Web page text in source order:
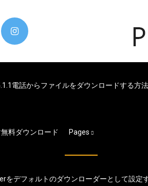
電話からファイルをダウンロードする方法
料ダウンロード Pages
をデフォルトのダウンローダーとして設定